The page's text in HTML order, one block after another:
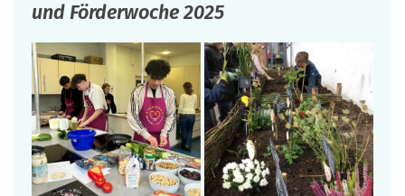
und Förderwoche 2025